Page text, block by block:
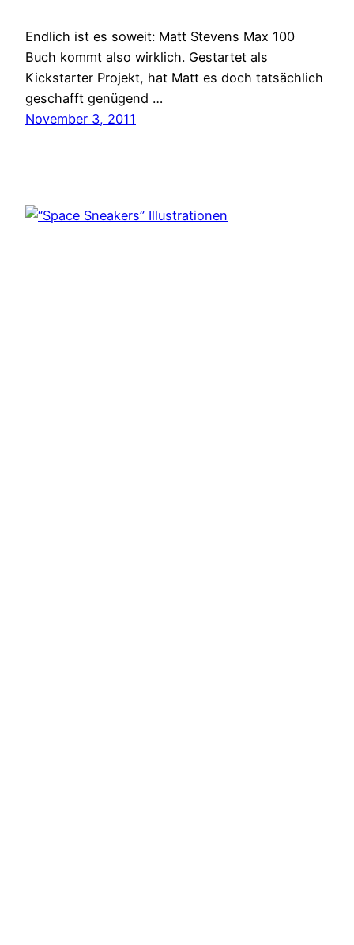
Endlich ist es soweit: Matt Stevens Max 100
Buch kommt also wirklich. Gestartet als
Kickstarter Projekt, hat Matt es doch tatsächlich
geschafft genügend …
November 3, 2011